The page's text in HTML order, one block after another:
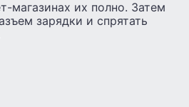
магазинах их полно. Затем
зарядки и спрятать